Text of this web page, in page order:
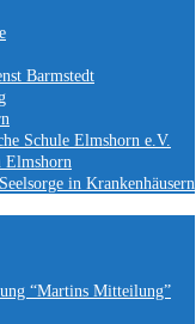
Barmstedt
Schule Elmshorn e.V.
Elmshorn
in Krankenhäusern
“Martins Mitteilung”